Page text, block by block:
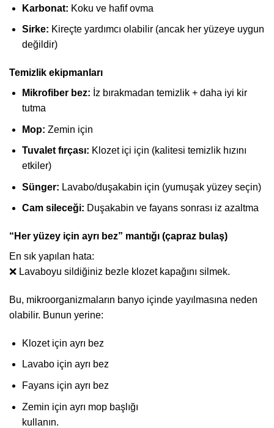
Karbonat: Koku ve hafif ovma
Sirke: Kireçte yardımcı olabilir (ancak her yüzeye uygun
değildir)
Temizlik ekipmanları
Mikrofiber bez: İz bırakmadan temizlik + daha iyi kir
tutma
Mop: Zemin için
Tuvalet fırçası: Klozet içi için (kalitesi temizlik hızını
etkiler)
Sünger: Lavabo/duşakabin için (yumuşak yüzey seçin)
Cam sileceği: Duşakabin ve fayans sonrası iz azaltma
“Her yüzey için ayrı bez” mantığı (çapraz bulaş)
En sık yapılan hata:
❌ Lavaboyu sildiğiniz bezle klozet kapağını silmek.
Bu, mikroorganizmaların banyo içinde yayılmasına neden
olabilir. Bunun yerine:
Klozet için ayrı bez
Lavabo için ayrı bez
Fayans için ayrı bez
Zemin için ayrı mop başlığı
kullanın.